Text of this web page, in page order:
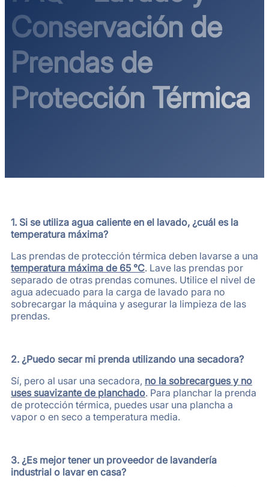
Conservación de
Prendas de
Protección Térmica
1. Si se utiliza agua caliente en el lavado, ¿cuál es la
temperatura máxima?
Las prendas de protección térmica deben lavarse a una
temperatura máxima de 65 °C. Lave las prendas por
separado de otras prendas comunes. Utilice el nivel de
agua adecuado para la carga de lavado para no
sobrecargar la máquina y asegurar la limpieza de las
prendas.
2. ¿Puedo secar mi prenda utilizando una secadora?
Sí, pero al usar una secadora, no la sobrecargues y no
uses suavizante de planchado. Para planchar la prenda
de protección térmica, puedes usar una plancha a
vapor o en seco a temperatura media.
3. ¿Es mejor tener un proveedor de lavandería
industrial o lavar en casa?